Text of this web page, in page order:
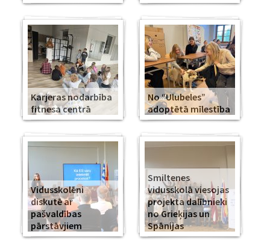
Karjeras nodarbība
fitnesa centrā
No “Ulubeles”
adoptētā mīlestība
Vidusskolēni
diskutē ar
pašvaldības
pārstāvjiem
Smiltenes
vidusskolā viesojas
projekta dalībnieki
no Grieķijas un
Spānijas